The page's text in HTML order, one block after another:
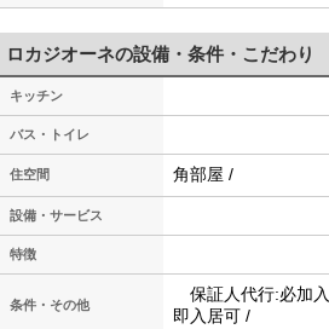
ロカジオーネの設備・条件・こだわり
キッチン
バス・トイレ
住空間 角部屋 /
設備・サービス
特徴
条件・その他
保証人代行:必加入
即入居可 /